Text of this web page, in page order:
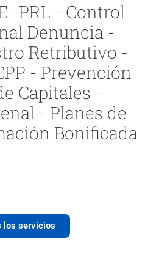
-PRL - Control
Denuncia -
Retributivo -
- Prevención
Capitales -
- Planes de
Bonificada
los servicios